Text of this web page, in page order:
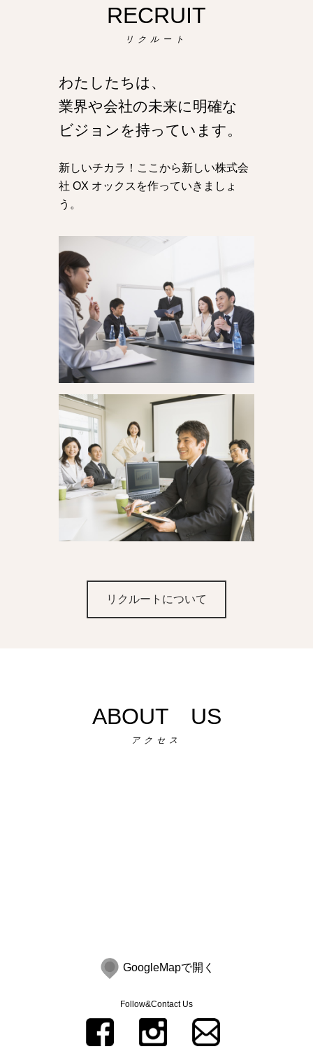
RECRUIT
リクルート
わたしたちは、
業界や会社の未来に 明確な
ビジョンを持っています。
新しいチカラ！ここから新しい株式会
社 OX オックスを作っていきましょ
う。
リクルートについて
ABOUT US
アクセス
GoogleMapで開く
Follow&Contact Us